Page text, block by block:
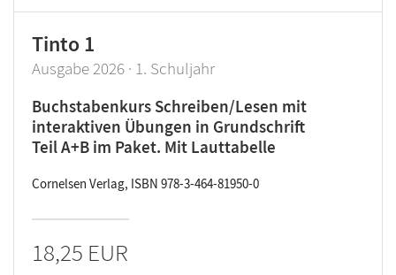
Tinto 1
Ausgabe 2026 · 1. Schuljahr
Buchstabenkurs Schreiben/Lesen mit
interaktiven Übungen in Grundschrift
Teil A+B im Paket. Mit Lauttabelle
Cornelsen Verlag, ISBN 978-3-464-81950-0
18,25 EUR